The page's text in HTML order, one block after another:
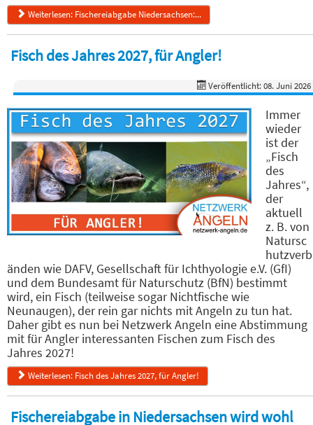
Weiterlesen: Fischereiabgabe Niedersachsen:...
Fisch des Jahres 2027, für Angler!
Veröffentlicht: 08. Juni 2026
Immer
wieder
ist der
„Fisch
des
Jahres“,
der
aktuell
z. B. von
Natursc
hutzverb
änden wie DAFV, Gesellschaft für Ichthyologie e.V. (GfI)
und dem Bundesamt für Naturschutz (BfN) bestimmt
wird, ein Fisch (teilweise sogar Nichtfische wie
Neunaugen), der rein gar nichts mit Angeln zu tun hat.
Daher gibt es nun bei Netzwerk Angeln eine Abstimmung
mit für Angler interessanten Fischen zum Fisch des
Jahres 2027!
Weiterlesen: Fisch des Jahres 2027, für Angler!
Fischereiabgabe in Niedersachsen wird wohl